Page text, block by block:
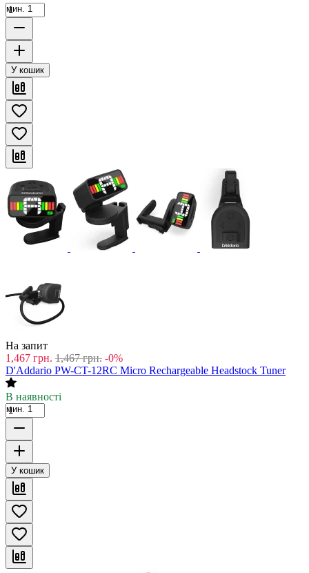
мин. 1
У кошик
На запит
1,467 грн. 1,467 грн. -0%
D'Addario PW-CT-12RC Micro Rechargeable Headstock Tuner
В наявності
мин. 1
У кошик